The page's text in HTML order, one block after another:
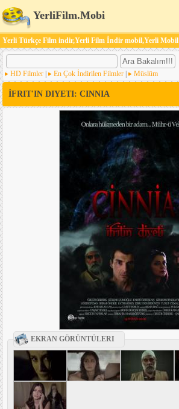
YerliFilm.Mobi
Yerli Türkçe Film indir,Yerli Film İndir mobil,Yerli Mobil
HD Filmler En Çok İndirilen Filmler Müslüm
İFRIT'IN DIYETI: CINNIA
EKRAN GÖRÜNTÜLERI